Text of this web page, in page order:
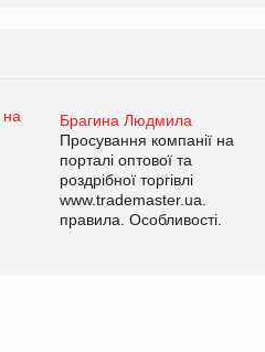
Брагина Людмила
Просування компанії на
порталі оптової та
роздрібної торгівлі
www.trademaster.ua.
правила. Особливості.